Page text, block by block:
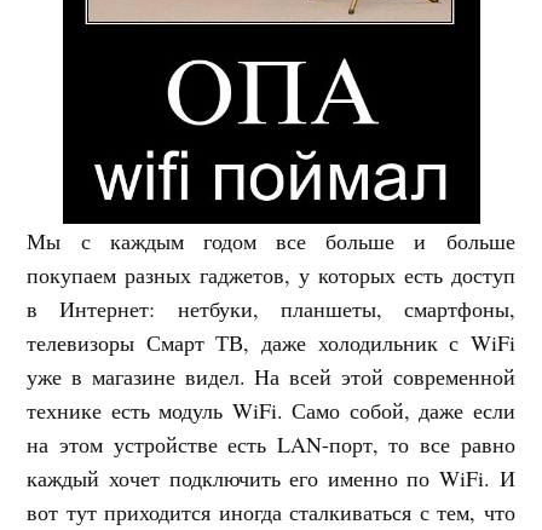
Мы с каждым годом все больше и больше
покупаем разных гаджетов, у которых есть доступ
в Интернет: нетбуки, планшеты, смартфоны,
телевизоры Смарт ТВ, даже холодильник с WiFi
уже в магазине видел. На всей этой современной
технике есть модуль WiFi. Само собой, даже если
на этом устройстве есть LAN-порт, то все равно
каждый хочет подключить его именно по WiFi. И
вот тут приходится иногда сталкиваться с тем, что